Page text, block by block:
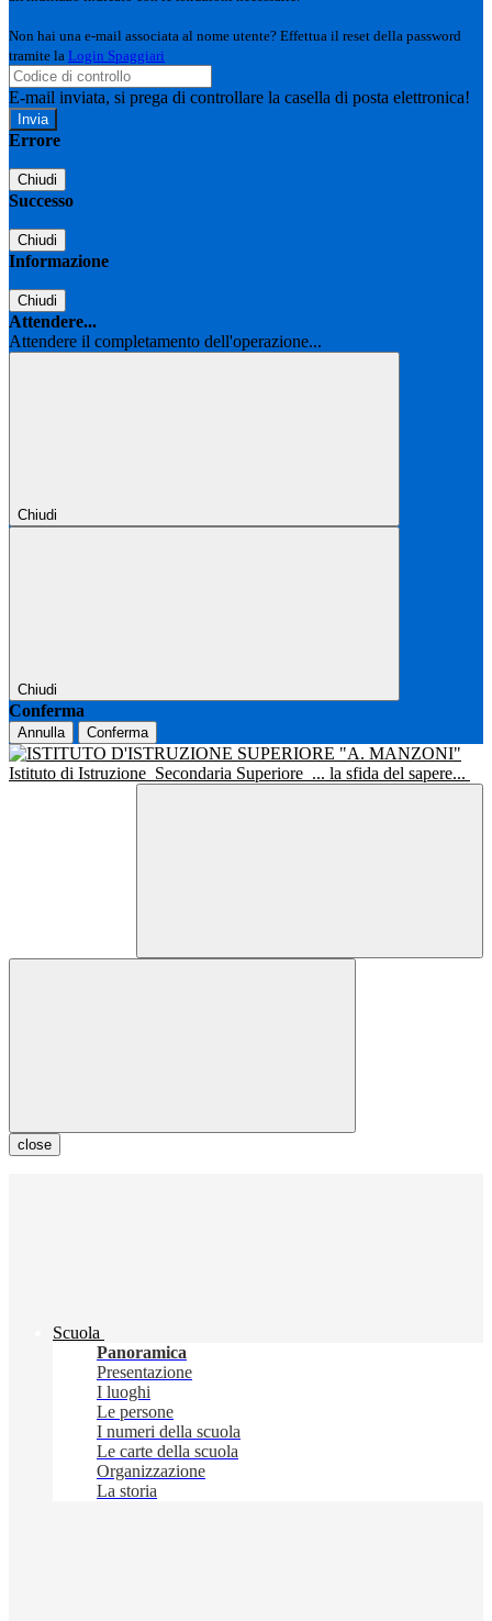
Non hai una e-mail associata al nome utente? Effettua il reset della password
tramite la Login Spaggiari
E-mail inviata, si prega di controllare la casella di posta elettronica!
Errore
Chiudi
Successo
Chiudi
Informazione
Chiudi
Attendere...
Attendere il completamento dell'operazione...
Chiudi
Chiudi
Conferma
Annulla Conferma
Istituto di Istruzione Secondaria Superiore ... la sfida del sapere...
close
Scuola
Panoramica
Presentazione
I luoghi
Le persone
I numeri della scuola
Le carte della scuola
Organizzazione
La storia